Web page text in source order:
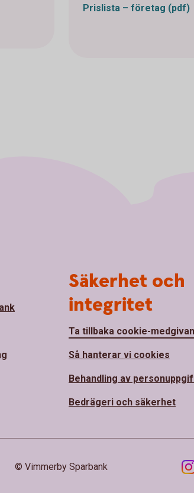
Prislista – företag (pdf)
Säkerhet och
integritet
Ta tillbaka cookie-
Så hanterar vi cookies
Behandling av
Bedrägeri och säkerhet
© Vimmerby Sparbank